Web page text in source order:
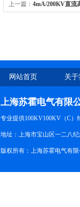
上一篇： 4mA/200KV直流
网站首页 关
上海苏霍电气有限
专业提供100KV100KV（C
地址：上海市宝山区一二八纪
版权所有：上海苏霍电气有